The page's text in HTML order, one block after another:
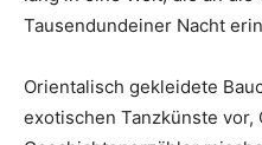
Tausendundeiner Nacht
Orientalisch gekleidete
exotischen Tanzkünste vor,